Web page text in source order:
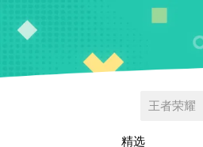
王者荣耀
精选